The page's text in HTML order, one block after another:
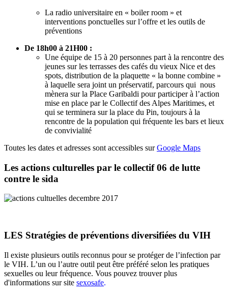
La radio universitaire en « boiler room » et
interventions ponctuelles sur l’offre et les outils de
préventions
De 18h00 à 21H00 :
Une équipe de 15 à 20 personnes part à la rencontre des
jeunes sur les terrasses des cafés du vieux Nice et des
spots, distribution de la plaquette « la bonne combine »
à laquelle sera joint un préservatif, parcours qui nous
mènera sur la Place Garibaldi pour participer à l’action
mise en place par le Collectif des Alpes Maritimes, et
qui se terminera sur la place du Pin, toujours à la
rencontre de la population qui fréquente les bars et lieux
de convivialité
Toutes les dates et adresses sont accessibles surGoogle Maps
Les actions culturelles par le collectif 06 de lutte
contre le sida
LES Stratégies de préventions diversifiées du VIH
Il existe plusieurs outils reconnus pour se protéger de l’infection par
le VIH. L’un ou l’autre outil peut être préféré selon les pratiques
sexuelles ou leur fréquence. Vous pouvez trouver plus
d'informations sur site sexosafe.